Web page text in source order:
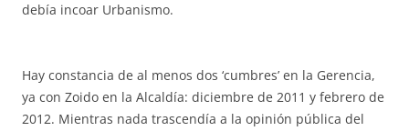
debía incoar Urbanismo.
Hay constancia de al menos dos ‘cumbres’ en la Gerencia,
ya con Zoido en la Alcaldía: diciembre de 2011 y febrero de
2012. Mientras nada trascendía a la opinión pública del